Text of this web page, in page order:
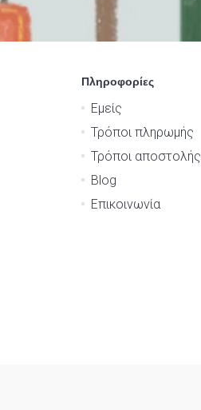
Πληροφορίες
Εμείς
Τρόποι πληρωμής
Τρόποι αποστολής
Blog
Επικοινωνία